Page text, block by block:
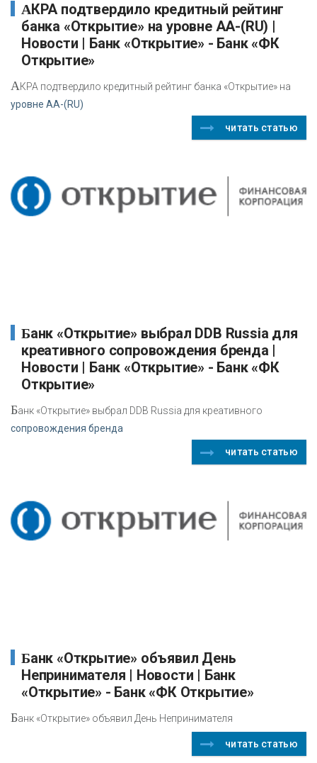
АКРА подтвердило кредитный рейтинг
банка «Открытие» на уровне АА-(RU) |
Новости | Банк «Открытие» - Банк «ФК
Открытие»
АКРА подтвердило кредитный рейтинг банка «Открытие» на
уровне АА-(RU)
читать статью
Банк «Открытие» выбрал DDB Russia для
креативного сопровождения бренда |
Новости | Банк «Открытие» - Банк «ФК
Открытие»
Банк «Открытие» выбрал DDB Russia для креативного
сопровождения бренда
читать статью
Банк «Открытие» объявил День
Непринимателя | Новости | Банк
«Открытие» - Банк «ФК Открытие»
Банк «Открытие» объявил День Непринимателя
читать статью